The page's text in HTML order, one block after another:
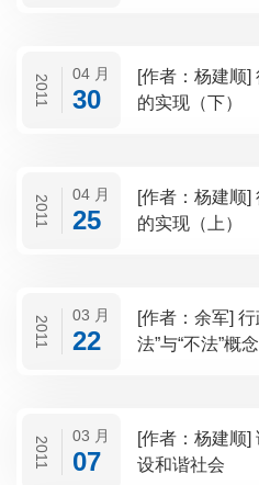
2011 04 月
30
[作者：杨建顺] 行政强制与公共利益
的实现（下）
2011 04 月
25
[作者：杨建顺] 行政强制与公共利益
的实现（上）
2011 03 月
22
[作者：余军] 行政法上的 “违
法”与“不法”概念
2011 03 月
07
[作者：杨建顺] 论政府职能转变与建
设和谐社会